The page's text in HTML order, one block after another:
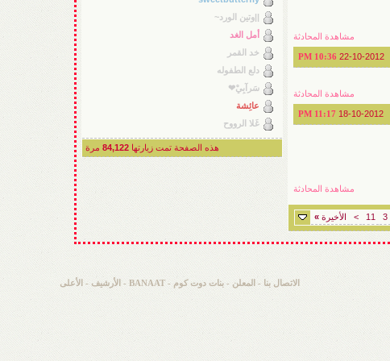
مشاهدة المحادثة
22-10-2012
10:36 PM
مشاهدة المحادثة
18-10-2012
11:17 PM
مشاهدة المحادثة
3
11
> الأخيرة»
||وتين الورد~
أمل الغد
خد القمر
دلع الطفوله
سَرآبِيْ❤
عائِشة
غَلا الرووح
هذه الصفحة تمت زيارتها 84,122مرة
الاتصال بنا - المعلن -بنات دوت كوم - BANAAT - الأرشيف - الأعلى